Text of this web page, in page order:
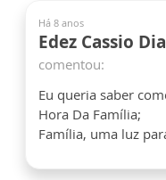
Há 8 anos
Edez Cassio
comentou:
Eu queria saber
Hora Da Família;
Família, uma luz